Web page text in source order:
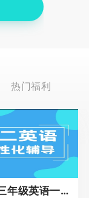
热门福利
云南高三年级英语一对一个性化辅导基础课程